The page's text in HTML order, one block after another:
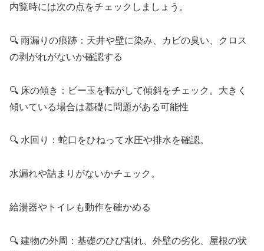
内覧時には次の点をチェックしましょう。
🔍 雨漏りの痕跡：天井や壁に染み、カビの臭い、クロス
の剥がれがないか確認する
🔍 床の傾き：ビー玉を転がして傾斜をチェック。大きく
傾いている場合は基礎に問題がある可能性
🔍 水回り：蛇口をひねって水圧や排水を確認。
水漏れや詰まりがないかチェック。
給湯器やトイレも動作を確かめる
🔍 建物の外周：基礎のひび割れ、外壁の劣化、屋根の状